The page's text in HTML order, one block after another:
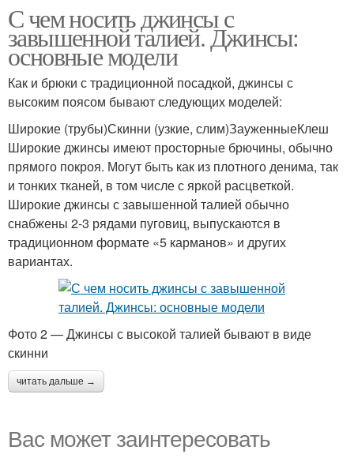
С чем носить джинсы с
завышенной талией. Джинсы:
основные модели
Как и брюки с традиционной посадкой, джинсы с
высоким поясом бывают следующих моделей:
Широкие (трубы)Скинни (узкие, слим)ЗауженныеКлеш
Широкие джинсы имеют просторные брючины, обычно
прямого покроя. Могут быть как из плотного денима, так
и тонких тканей, в том числе с яркой расцветкой.
Широкие джинсы с завышенной талией обычно
снабжены 2-3 рядами пуговиц, выпускаются в
традиционном формате «5 карманов» и других
вариантах.
Фото 2 — Джинсы с высокой талией бывают в виде
скинни
читать дальше →
Вас может заинтересовать